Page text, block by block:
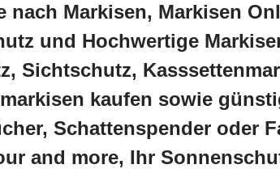
nach Markisen, Markisen
und Hochwertige
Sichtschutz,
kaufen sowie
Schattenspender oder
and more, Ihr